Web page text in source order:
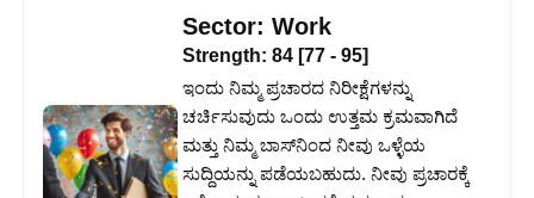
Sector: Work
Strength: 84 [77 - 95]
ಇಂದು ನಿಮ್ಮ ಪ್ರಚಾರದ ನಿರೀಕ್ಷೆಗಳನ್ನು
ಚರ್ಚಿಸುವುದು ಒಂದು ಉತ್ತಮ ಕ್ರಮವಾಗಿದೆ
ಮತ್ತು ನಿಮ್ಮ ಬಾಸ್‌ನಿಂದ ನೀವು ಒಳ್ಳೆಯ
ಸುದ್ದಿಯನ್ನು ಪಡೆಯಬಹುದು. ನೀವು ಪ್ರಚಾರಕ್ಕೆ